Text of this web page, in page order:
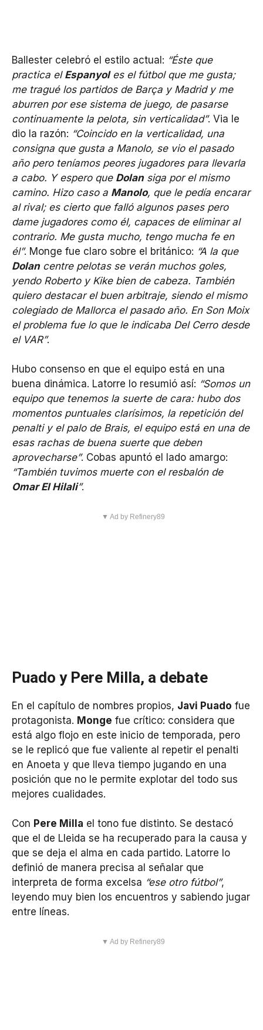
Ballester celebró el estilo actual: “Éste que
practica el Espanyoles el fútbol que me gusta;
me tragué los partidos de Barça y Madrid y me
aburren por ese sistema de juego, de pasarse
continuamente la pelota, sin verticalidad”. Via le
dio la razón: “Coincido en la verticalidad, una
consigna que gusta a Manolo, se vio el pasado
año pero teníamos peores jugadores para llevarla
a cabo. Y espero que Dolan siga por el mismo
camino. Hizo caso a Manolo, que le pedía encarar
al rival; es cierto que falló algunos pases pero
dame jugadores como él, capaces de eliminar al
contrario. Me gusta mucho, tengo mucha fe en
él”. Monge fue claro sobre el británico: “A la que
Dolan centre pelotas se verán muchos goles,
yendo Roberto y Kike bien de cabeza. También
quiero destacar el buen arbitraje, siendo el mismo
colegiado de Mallorca el pasado año. En Son Moix
el problema fue lo que le indicaba Del Cerro desde
el VAR”.
Hubo consenso en que el equipo está en una
buena dinámica. Latorre lo resumió así: “Somos un
equipo que tenemos la suerte de cara: hubo dos
momentos puntuales clarísimos, la repetición del
penalti y el palo de Brais, el equipo está en una de
esas rachas de buena suerte que deben
aprovecharse”. Cobas apuntó el lado amargo:
“También tuvimos muerte con el resbalón de
Omar El Hilali”.
▼ Ad by Refinery89
Puado y Pere Milla, a debate
En el capítulo de nombres propios, Javi Puado fue
protagonista. Monge fue crítico: considera que
está algo flojo en este inicio de temporada, pero
se le replicó que fue valiente al repetir el penalti
en Anoeta y que lleva tiempo jugando en una
posición que no le permite explotar del todo sus
mejores cualidades.
Con Pere Milla el tono fue distinto. Se destacó
que el de Lleida se ha recuperado para la causa y
que se deja el alma en cada partido. Latorre lo
definió de manera precisa al señalar que
interpreta de forma excelsa “ese otro fútbol”,
leyendo muy bien los encuentros y sabiendo jugar
entre líneas.
▼ Ad by Refinery89